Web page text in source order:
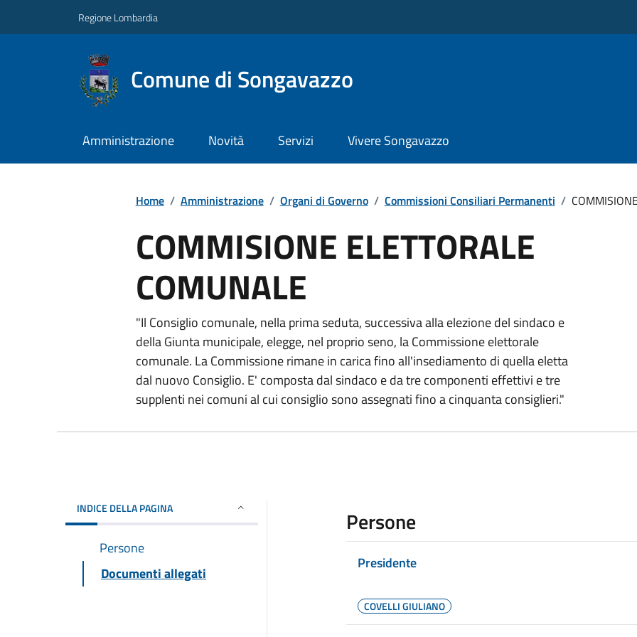
Regione Lombardia
Comune di Songavazzo
Amministrazione Novità Servizi Vivere Songavazzo
Home / Amministrazione / Organi di Governo / Commissioni Consiliari Permanenti /
COMMISIONE ELETTORALE
COMUNALE
"Il Consiglio comunale, nella prima seduta, successiva alla elezione del sindaco e
della Giunta municipale, elegge, nel proprio seno, la Commissione elettorale
comunale. La Commissione rimane in carica fino all'insediamento di quella eletta
dal nuovo Consiglio. E' composta dal sindaco e da tre componenti effettivi e tre
supplenti nei comuni al cui consiglio sono assegnati fino a cinquanta consiglieri."
INDICE DELLA PAGINA
Persone
Documenti allegati
Persone
Presidente
COVELLI GIULIANO